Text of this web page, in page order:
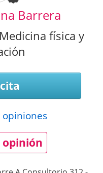
Barrera
física y
opiniones
opinión